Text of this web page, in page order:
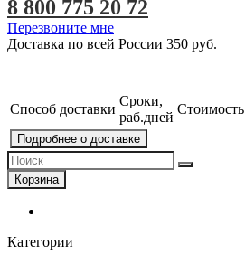
8 800 775 20 72
Перезвоните мне
Доставка по всей России 350 руб.
Способ доставки
Сроки,
раб.дней
Стоимость
Подробнее о доставке
Корзина
Категории